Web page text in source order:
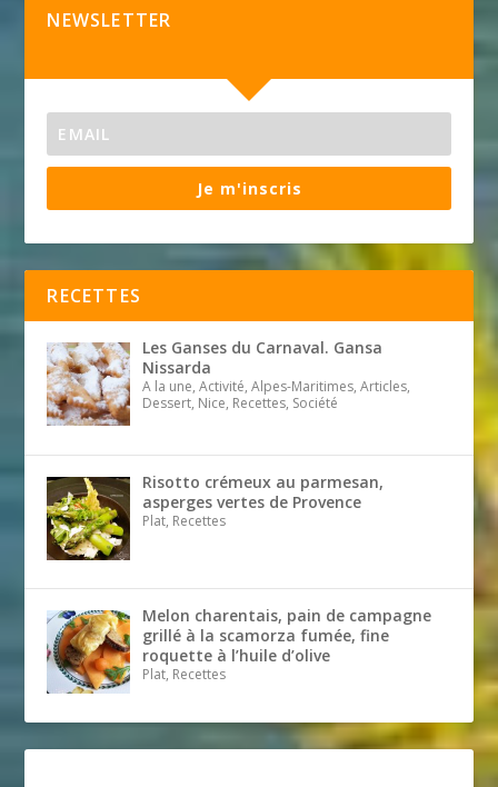
NEWSLETTER
Je m'inscris
RECETTES
Les Ganses du Carnaval. Gansa
Nissarda
A la une, Activité, Alpes-Maritimes, Articles,
Dessert, Nice, Recettes, Société
Risotto crémeux au parmesan,
asperges vertes de Provence
Plat, Recettes
Melon charentais, pain de campagne
grillé à la scamorza fumée, fine
roquette à l’huile d’olive
Plat, Recettes